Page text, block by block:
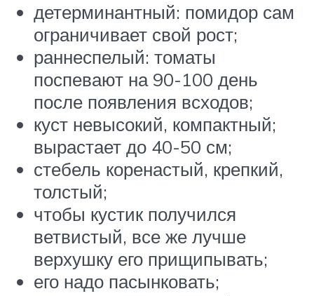
детерминантный: помидор сам
ограничивает свой рост;
раннеспелый: томаты
поспевают на 90-100 день
после появления всходов;
куст невысокий, компактный;
вырастает до 40-50 см;
стебель коренастый, крепкий,
толстый;
чтобы кустик получился
ветвистый, все же лучше
верхушку его прищипывать;
его надо пасынковать;